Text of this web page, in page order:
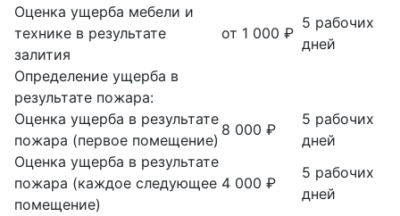
Оценка ущерба мебели и
технике в результате
залития
от 1 000 ₽
5 рабочих
дней
Определение ущерба в
результате пожара:
Оценка ущерба в результате
пожара (первое помещение)
8 000 ₽
5 рабочих
дней
Оценка ущерба в результате
пожара (каждое следующее
помещение)
4 000 ₽
5 рабочих
дней